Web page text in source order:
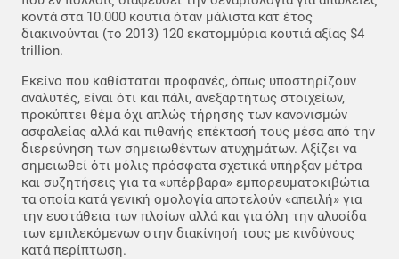
κοντά στα 10.000 κουτιά όταν μάλιστα κατ έτος
διακινούνται (το 2013) 120 εκατομμύρια κουτιά αξίας $4
trillion.
Εκείνο που καθίσταται προφανές, όπως υποστηρίζουν
αναλυτές, είναι ότι και πάλι, ανεξαρτήτως στοιχείων,
προκύπτει θέμα όχι απλώς τήρησης των κανονισμών
ασφαλείας αλλά και πιθανής επέκτασή τους μέσα από την
διερεύνηση των σημειωθέντων ατυχημάτων. Αξίζει να
σημειωθεί ότι μόλις πρόσφατα σχετικά υπήρξαν μέτρα
και συζητήσεις για τα «υπέρβαρα» εμπορευματοκιβώτια
τα οποία κατά γενική ομολογία αποτελούν «απειλή» για
την ευστάθεια των πλοίων αλλά και για όλη την αλυσίδα
των εμπλεκόμενων στην διακίνησή τους με κινδύνους
κατά περίπτωση.